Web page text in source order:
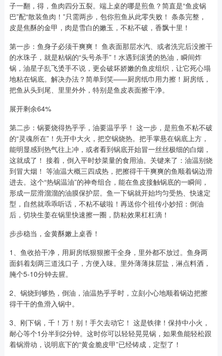
子一翻，得，鱼肉四分五裂。端上桌的哪是煎鱼？简直是“鱼皮锅
巴”配“散装鱼肉！”只需两步，包你煎鱼从此零失败！ 条条完整，
皮是焦酥的金甲，肉是雪白的嫩玉，不粘不破，香飘十里！
第一步：鱼身子必须干爽爽！ 鱼表面那层水汽、或者洗完后没擦干
的水珠子，就是粘锅的“头号杀手”！水遇到滚烫的热油，瞬间炸
锅，油星子乱飞烫手不说，更会破坏娇嫩的鱼皮组织，让它死心塌
地粘在锅底。解决办法？简单到笑——厨房纸巾用力擦！厨房纸，
把鱼从头到尾、里里外外，特别是鱼皮表面擦干净。
展开剩余64%
第二步：锅要烧得热乎乎，油要温乎乎！ 这一步，是煎鱼不粘不破
的“灵魂所在”！先开中大火，把空锅烧热。把手掌悬在锅底上方，
能明显感到热气往上冲，或者看到锅底开始冒一丝丝极细的白烟，
这就成了！ 接着，倒入平时炒菜量的食用油。关键来了：油温别烧
到冒大烟！ 等油温大概三四成热，把擦得干干爽爽的鱼顺着锅边滑
进去。这个“热锅温油”的神奇组合，能在鱼皮接触锅底的一瞬间，
形成一层滑溜溜的油膜保护层。鱼一下锅就开始均匀受热、快速定
型，自然就乖乖听话，不粘不破啦！再送你个祖传小妙招：倒油
后，切块生姜在锅里快速擦一圈，防粘效果杠杠滴！
步步稳当，金黄酥嫩上桌香！
1、鱼收拾干净，用厨房纸狠狠擦干全身，里外都不放过。鱼身两
面斜着划两三道浅口子，方便入味。里外薄薄抹层盐，淋点料酒，
腌个5-10分钟去腥。
2、锅烧到够热，倒油，油温热乎乎时，立刻小心地顺着锅边把擦
得干干的鱼滑入锅中。
3、刚下锅，千！万！别！手欠去动它！ 这是铁律！保持中小火，
耐心等个1分半到2分钟。这时你可以轻轻晃晃锅，如果鱼能轻松跟
着锅滑动，说明底下的“黄金脆皮甲”已经铸成，定型了！